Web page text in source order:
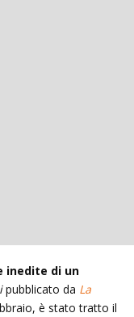
inedite di un
pubblicato da La
è stato tratto il